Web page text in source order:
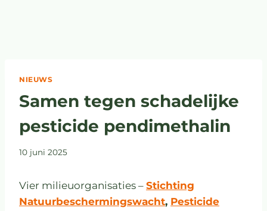
NIEUWS
Samen tegen schadelijke
pesticide pendimethalin
10 juni 2025
Vier milieuorganisaties – Stichting
Natuurbeschermingswacht, Pesticide